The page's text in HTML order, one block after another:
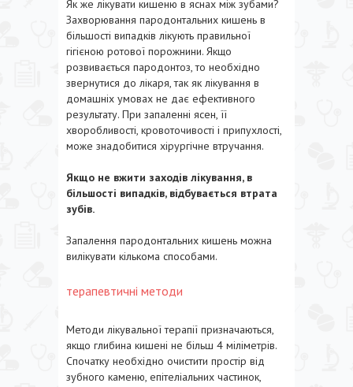
Як же лікувати кишеню в яснах між зубами?
Захворювання пародонтальних кишень в
більшості випадків лікують правильної
гігієною ротової порожнини. Якщо
розвивається пародонтоз, то необхідно
звернутися до лікаря, так як лікування в
домашніх умовах не дає ефективного
результату. При запаленні ясен, її
хворобливості, кровоточивості і припухлості,
може знадобитися хірургічне втручання.
Якщо не вжити заходів лікування, в
більшості випадків, відбувається втрата
зубів.
Запалення пародонтальних кишень можна
вилікувати кількома способами.
терапевтичні методи
Методи лікувальної терапії призначаються,
якщо глибина кишені не більш 4 міліметрів.
Спочатку необхідно очистити простір від
зубного каменю, епітеліальних частинок,